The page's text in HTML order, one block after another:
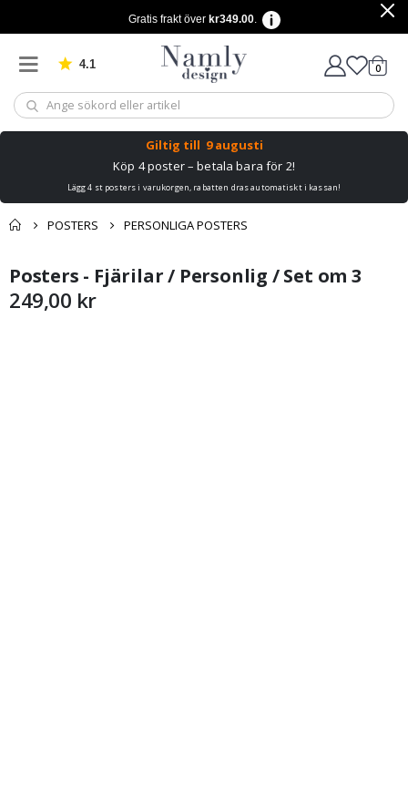
Gratis frakt över kr349.00.
4.1 Baserat på 1030 betyg 0
Giltig till 9 augusti
Köp 4 poster – betala bara för 2!
Lägg 4 st posters i varukorgen, rabatten dras automatiskt i kassan!
POSTERS PERSONLIGA POSTERS
Du kanske också
gillar detta ✔
Kundvagn
Hoppa
till
slutet
Hoppa
till
början
Posters - Fjärilar / Personlig / Set om 3
249,00 kr